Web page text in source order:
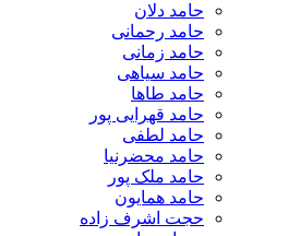
حامد دلان
حامد رحمانی
حامد زمانی
حامد سیاهی
حامد طاها
حامد قهرایی پور
حامد لطفی
حامد محضرنیا
حامد ملک پور
حامد همایون
حجت اشرف زاده